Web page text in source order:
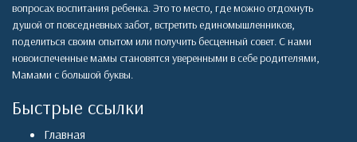
вопросах воспитания ребенка. Это то место, где можно отдохнуть
душой от повседневных забот, встретить единомышленников,
поделиться своим опытом или получить бесценный совет. С нами
новоиспеченные мамы становятся уверенными в себе родителями,
Мамами с большой буквы.
Быстрые ссылки
Главная